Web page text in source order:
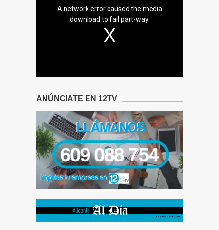
A network error caused the media
download to fail part-way.
ANÚNCIATE EN 12TV